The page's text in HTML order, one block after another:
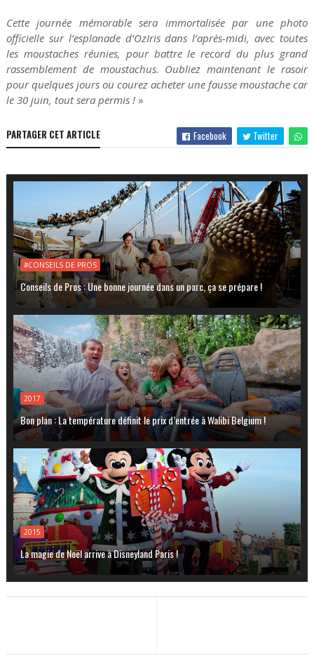
Cette journée mémorable sera immortalisée par une photo
officielle sur l’esplanade d’OzIris dans l’après-midi, avec toutes
les moustaches réunies, pour battre le record du plus grand
rassemblement de moustachus. Oubliez maintenant le rasoir
pour quelques jours ou courez acheter une fausse moustache car
le 30 juin, tout sera permis !»
PARTAGER CET ARTICLE Facebook Twitter
#CONSEILS DE PROS
Conseils de Pros : Une bonne journée dans un parc, ça se prépare !
2017
Bon plan : La température définit le prix d’entrée à Walibi Belgium !
2015
La magie de Noël arrive à Disneyland Paris !